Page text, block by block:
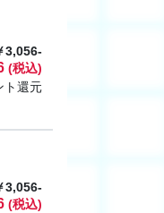
3,056-
(税込)
ト還元
3,056-
(税込)